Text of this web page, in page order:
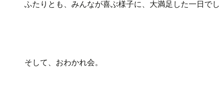
ふたりとも、みんなが喜ぶ様子に、大満足した一日で
そして、おわかれ会。